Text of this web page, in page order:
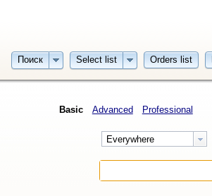
Поиск Select list Orders list
Basic Advanced Professional
Everywhere